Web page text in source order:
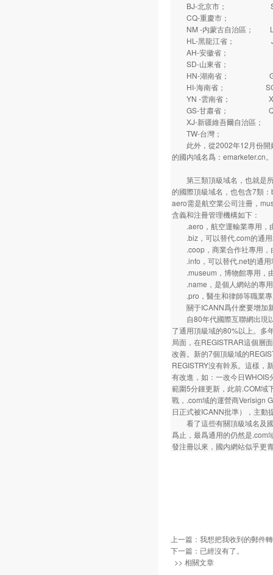
BJ-北京市；
CQ-重慶市；
NM -内蒙古自治區
HL-黑龍江省；
AH-安徽省；
SD-山東省；
HN-湖南省； GD-
HI-海南省； SC-
YN -雲南省； XZ-
GS-甘肅省； QH-
XJ-新疆維吾爾自治區；
TW-台灣；
此外，從2002年12月份開
的國内域名爲：emarketer.cn。
第三類頂級域名，也就是所
的國際頂級域名，也包含7類
aero需是航空業公司注冊，
含義和注冊管理機構如下：
.aero，航空運輸業專用，
.biz，可以替代.com的通用
.coop，商業合作社專用，
.info，可以替代.net的通用
.museum，博物館專用，
.name，是個人網站的專用
.pro，醫生和律師等職業專
關于ICANN爲什麽要增加
自80年代國際互聯網出現以
了通用頂級域的80%以上。多
局面，在REGISTRAR這個層
改善。新的7個頂級域的
REGISTRY沒有幹系。這樣，
有改進，如：一改今日
範圍5分鍾更新，此前.COM域
戰，.com域的運營商Verisign
日正式被ICANN批準），主動
看了這些有關頂級域名及國
爲止，最爲通用的仍然是.com
發注冊以來，國内網站似乎
上一篇： 我想把我收到的郵件
下一篇：已經沒有了。
>> 相關文章